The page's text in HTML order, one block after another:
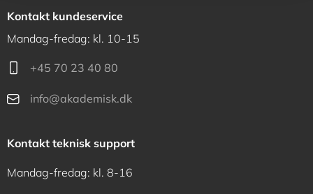
Kontakt kundeservice
Mandag-fredag: kl. 10-15
+45 70 23 40 80
info@akademisk.dk
Kontakt teknisk support
Mandag-fredag: kl. 8-16